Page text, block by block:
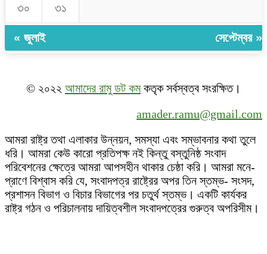
৩০ ৩১
« জুলাই সেপ্টেম্বর »
© ২০২২ আমাদের রামু ডট কমকতৃক সর্বস্বত্ব সংরক্ষিত।
amader.ramu@gmail.com
আমরা রাষ্ট্র তথা এলাকার উন্নয়ন, সমস্যা এবং সম্ভাবনার কথা তুলে
ধরি। আমরা কেউ কারো প্রতিপক্ষ নই কিন্তু বস্তুনিষ্ঠ সংবাদ
পরিবেশনের ক্ষেত্রে আমরা আপসহীন থাকার চেষ্ঠা করি। আমরা মনে-
প্রাণে বিশ্বাস করি যে, সংবাদপত্র রাষ্ট্রের অপর তিন স্তম্ভ- সংসদ,
প্রশাসন বিভাগ ও বিচার বিভাগের পর চতুর্থ স্তম্ভ। একটি কার্যকর
রাষ্ট্র গঠন ও পরিচালনায় দায়িত্বশীল সংবাদপত্রের গুরুত্ব অপরিসীম।